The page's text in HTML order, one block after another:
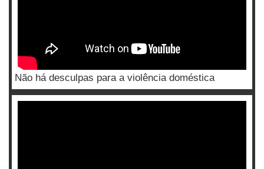
Não há desculpas para a violência doméstica